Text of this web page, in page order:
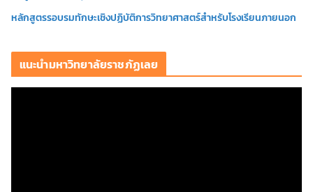
หลักสูตรรอบรมทักษะเชิงปฏิบัติการวิทยาศาสตร์สำหรับโรงเรียนภายนอก
แนะนำมหาวิทยาลัยราชภัฏเลย